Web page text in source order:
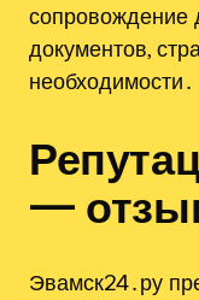
сопровождение
документов,
необходимости․
—
Эвамск24․ру